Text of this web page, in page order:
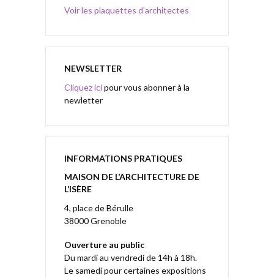
Voir les plaquettes d’architectes
NEWSLETTER
Cliquez icipour vous abonner à la
newletter
INFORMATIONS PRATIQUES
MAISON DE L’ARCHITECTURE DE
L’ISÈRE
4, place de Bérulle
38000 Grenoble
Ouverture au public
Du mardi au vendredi de 14h à 18h.
Le samedi pour certaines expositions